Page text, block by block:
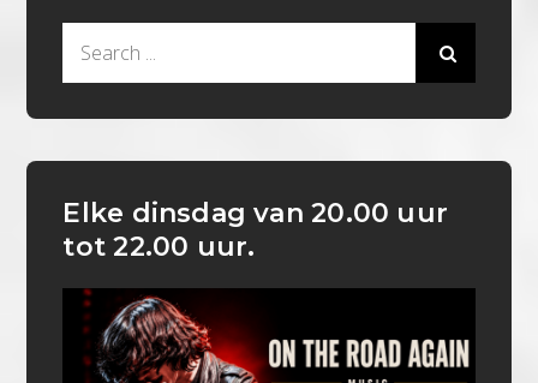
Elke dinsdag van 20.00 uur
tot 22.00 uur.